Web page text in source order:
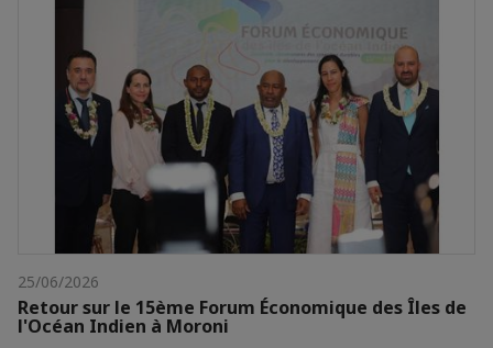
25/06/2026
Retour sur le 15ème Forum Économique des Îles de
l'Océan Indien à Moroni